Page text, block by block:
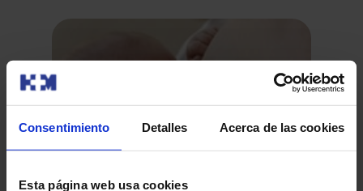
Consentimiento Detalles Acerca de las cookies
Esta página web usa cookies